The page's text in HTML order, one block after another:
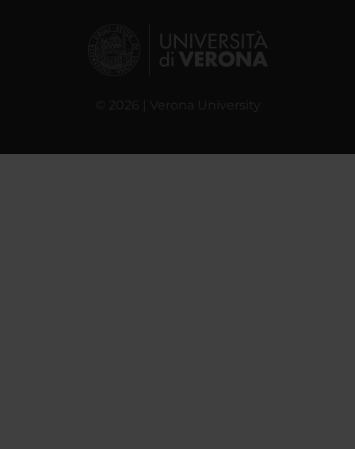
© 2026 | Verona University